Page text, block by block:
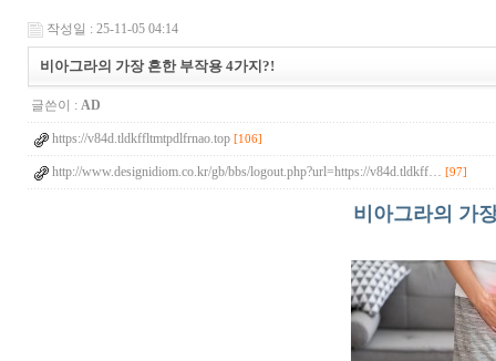
작성일 : 25-11-05 04:14
비아그라의 가장 흔한 부작용 4가지?!
글쓴이 : AD
https://v84d.tldkffltmtpdlfrnao.top [106]
http://www.designidiom.co.kr/gb/bbs/logout.php?url=https://v84d.tldkff… [97]
비아그라의 가